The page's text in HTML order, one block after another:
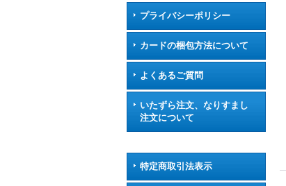
プライバシーポリシー
カードの梱包方法について
よくあるご質問
いたずら注文、なりすまし
注文について
特定商取引法表示